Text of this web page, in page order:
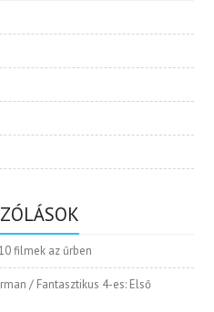
filmek az űrben
/ Fantasztikus 4-es: Első